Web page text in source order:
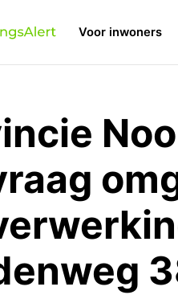
Voor inwoners